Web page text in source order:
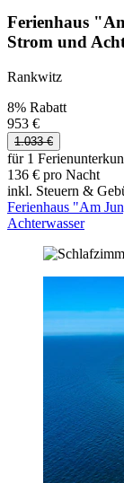
Ferienhaus
Strom und
Rankwitz
8% Rabatt
953 €
1.033 €
für 1
136 € pro Nacht
inkl. Steuern &
Ferienhaus "Am
Achterwasser